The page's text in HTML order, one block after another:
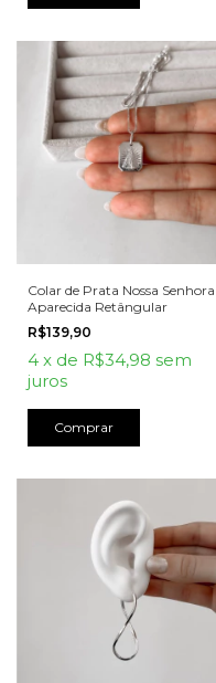
Colar de Prata Nossa Senhora
Aparecida Retângular
R$139,90
4 x de R$34,98 sem
juros